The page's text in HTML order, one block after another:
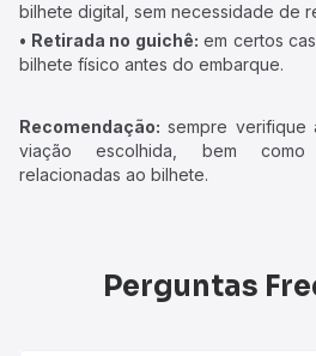
bilhete digital, sem necessidade de
• Retirada no guichê: em certos
bilhete físico antes do embarque.
Recomendação: sempre verifique
viação escolhida, bem como
relacionadas ao bilhete.
Perguntas